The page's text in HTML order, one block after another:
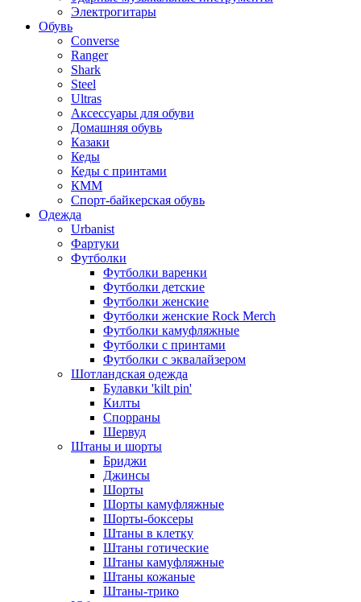
Электрогитары
Обувь
Converse
Ranger
Shark
Steel
Ultras
Аксессуары для обуви
Домашняя обувь
Казаки
Кеды
Кеды с принтами
КММ
Спорт-байкерская обувь
Одежда
Urbanist
Фартуки
Футболки
Футболки варенки
Футболки детские
Футболки женские
Футболки женские Rock Merch
Футболки камуфляжные
Футболки с принтами
Футболки с эквалайзером
Шотландская одежда
Булавки 'kilt pin'
Килты
Спорраны
Шервуд
Штаны и шорты
Бриджи
Джинсы
Шорты
Шорты камуфляжные
Шорты-боксеры
Штаны в клетку
Штаны готические
Штаны камуфляжные
Штаны кожаные
Штаны-трико